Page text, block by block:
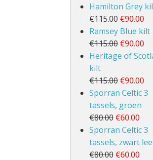
Hamilton Grey
€115.00 €90.00
Ramsey Blue kilt
€115.00 €90.00
Heritage of
kilt
€115.00 €90.00
Sporran Celtic 3
tassels, groen
€80.00 €60.00
Sporran Celtic 3
tassels, zwart
€80.00 €60.00